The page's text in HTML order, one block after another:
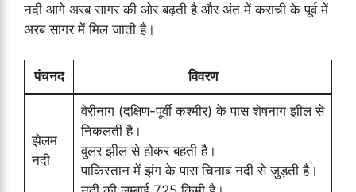
नदी आगे अरब सागर की ओर बढ़ती है और अंत में कराची के पूर्व में
अरब सागर में मिल जाती है।
पंचनद विवरण
झेलम
नदी
वेरीनाग (दक्षिण-पूर्वी कश्मीर) के पास शेषनाग झील से
निकलती है।
वुलर झील से होकर बहती है।
पाकिस्तान में झंग के पास चिनाब नदी से जुड़ती है।